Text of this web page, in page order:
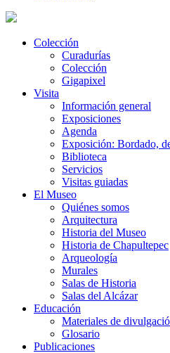
Colección
Curadurías
Colección
Gigapixel
Visita
Información general
Exposiciones
Agenda
Exposición: Bordado,
Biblioteca
Servicios
Visitas guiadas
El Museo
Quiénes somos
Arquitectura
Historia del Museo
Historia de Chapultepec
Arqueología
Murales
Salas de Historia
Salas del Alcázar
Educación
Materiales de
Glosario
Publicaciones